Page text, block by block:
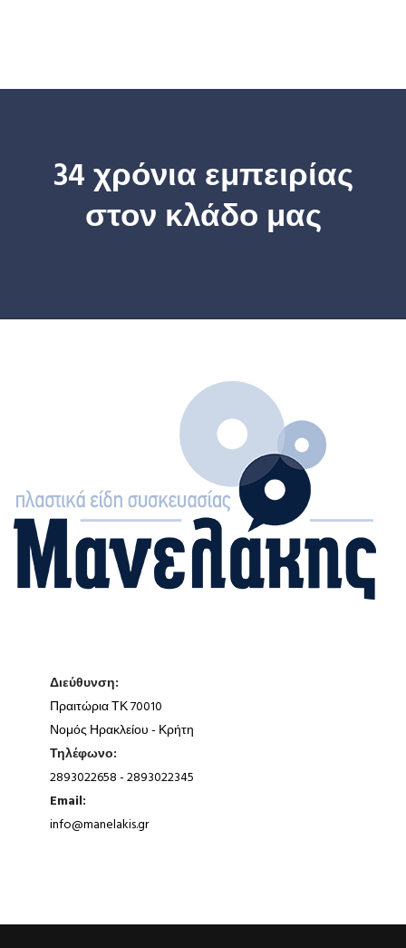
34 χρόνια εμπειρίας
στον κλάδο μας
Διεύθυνση:
Πραιτώρια ΤΚ 70010
Νομός Ηρακλείου - Κρήτη
Τηλέφωνο:
2893022658 - 2893022345
Email:
info@manelakis.gr